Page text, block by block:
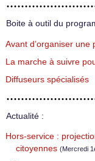
Boite à outil du
Avant d’organiser une
La marche à suivre
Diffuseurs spécialisés
Actualité :
Hors-service :
citoyennes (Mercredi